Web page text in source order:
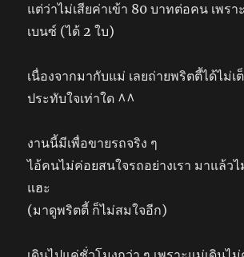
แต่ว่าไม่เสียค่าเข้า 80 บาทต่อคน เพร
เบนซ์ (ได้ 2 ใบ)
เนื่องจากมากับแม่ เลยถ่ายพริตตี้ได้ไม่เ
ประทับใจเท่าใด ^^
งานนี้มีเพื่อขายรถจริง ๆ
ไอ้คนไม่ค่อยสนใจรถอย่างเรา มาแล้ว
แฮะ
(มาดูพริตตี้ ก็ไม่สมใจอีก)